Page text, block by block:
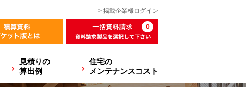
> 掲載企業様 ログイン
0
見積りの
算出例
住宅の
メンテナンスコスト